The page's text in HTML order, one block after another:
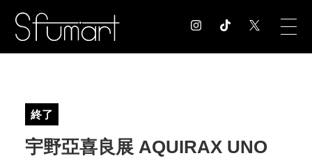
EXHIBITION 展覧会情報
終了
宇野亞喜良展 AQUIRAX UNO